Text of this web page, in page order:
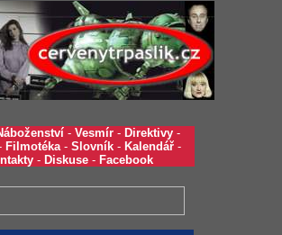
- Vesmír - Direktivy -
Filmotéka- Slovník - Kalendář -
- Diskuse - Facebook